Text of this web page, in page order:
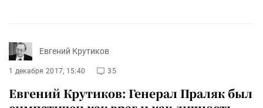
Евгений Крутиков
1 декабря 2017, 15:40 35
Евгений Крутиков: Генерал Праляк был